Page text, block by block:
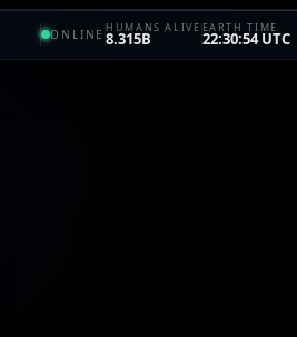
ONLINE HUMANS ALIVE
8.315B
EARTH TIME
22:30:54 UTC